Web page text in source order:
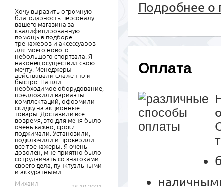
Подробнее о
Оплата
Хочу выразить огромную
благодарность персоналу
вашего магазина за
квалифицированную
помощь в подборе
тренажеров и аксессуаров
для моего нового
небольшого спортзала. Я
наконец осуществил свою
мечту. Менеджеры
действовали слаженно и
быстро. Нашли
необходимое оборудование,
предложили варианты
комплектаций, оформили
скидку на акционные
товары. Доставили все
вовремя, это для меня было
очень важно, сроки
поджимали. Установили,
подключили и проверили
все тренажеры. Я очень
доволен, мне приятно было
сотрудничать со знатоками
своего дела, пунктуальными
и аккуратными.
Михаил